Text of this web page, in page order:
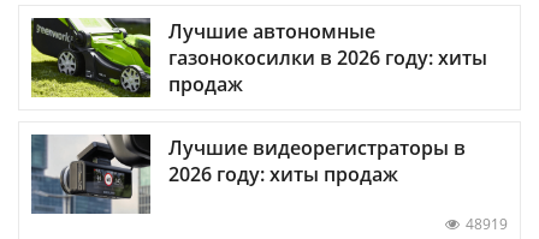
Лучшие автономные
газонокосилки в 2026 году: хиты
продаж
Лучшие видеорегистраторы в
2026 году: хиты продаж
48919